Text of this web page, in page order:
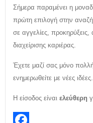
Σήμερα παραμένει η
πρώτη επιλογή στην
σε αγγελίες,
διαχείρισης καριέρας.
Έχετε μαζί σας μόνο
ενημερωθείτε με νέες ιδέες.
Η είσοδος είναι ελεύθερη